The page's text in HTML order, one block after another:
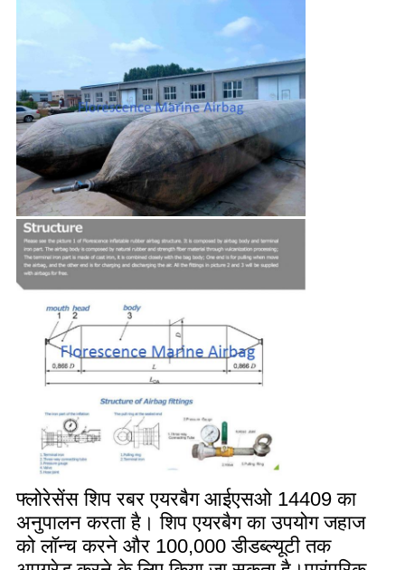
फ्लोरेसेंस शिप रबर एयरबैग आईएसओ 14409 का
अनुपालन करता है। शिप एयरबैग का उपयोग जहाज
को लॉन्च करने और 100,000 डीडब्ल्यूटी तक